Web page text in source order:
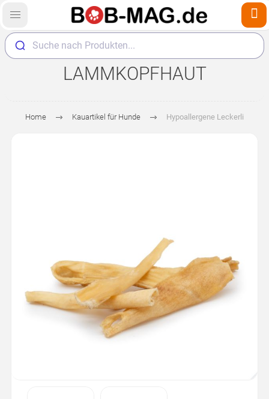
Suche nach Produkten...
LAMMKOPFHAUT
Home Kauartikel für Hunde Hypoallergene Leckerli